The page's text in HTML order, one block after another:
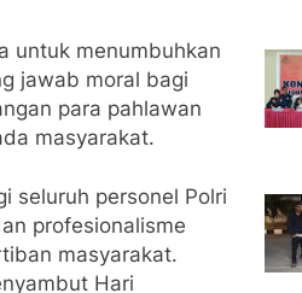
untuk menumbuhkan
jawab moral bagi
para pahlawan
masyarakat.
seluruh personel Polri
profesionalisme
masyarakat.
Hari